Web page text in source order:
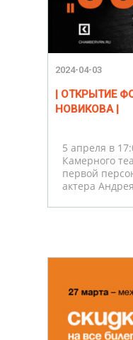
2024-04-03
| ОТКРЫТИЕ
НОВИКОВА |
5 апреля в
Камерного
первой
актера